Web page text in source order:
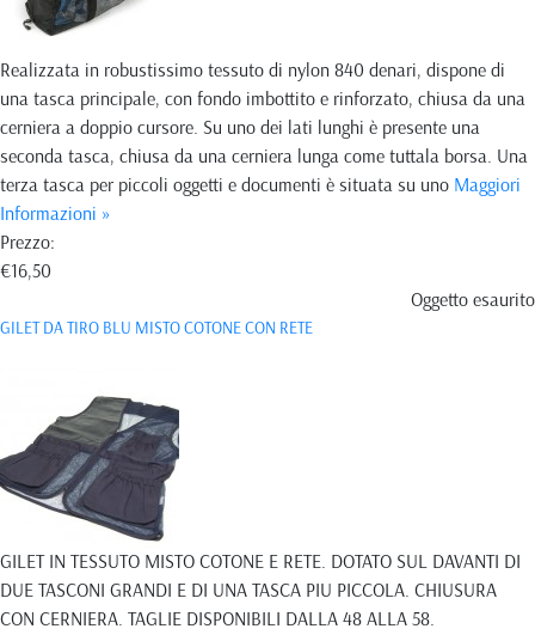
Realizzata in robustissimo tessuto di nylon 840 denari, dispone di
una tasca principale, con fondo imbottito e rinforzato, chiusa da una
cerniera a doppio cursore. Su uno dei lati lunghi è presente una
seconda tasca, chiusa da una cerniera lunga come tuttala borsa. Una
terza tasca per piccoli oggetti e documenti è situata su uno Maggiori
Informazioni »
Prezzo:
€16,50
Oggetto esaurito
GILET DA TIRO BLU MISTO COTONE CON RETE
GILET IN TESSUTO MISTO COTONE E RETE. DOTATO SUL DAVANTI DI
DUE TASCONI GRANDI E DI UNA TASCA PIU PICCOLA. CHIUSURA
CON CERNIERA. TAGLIE DISPONIBILI DALLA 48 ALLA 58.